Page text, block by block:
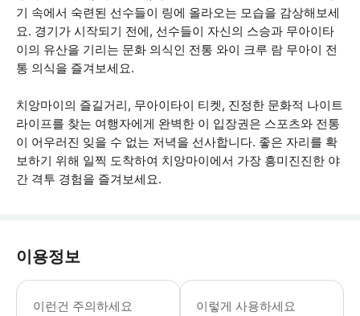
기 속에서 숙련된 선수들이 링에 올라오는 모습을 감상해보세
요. 경기가 시작되기 전에, 선수들이 자신의 스승과 무아이타
이의 유산을 기리는 문화 의식인 전통 와이 크루 람 무아이 전
통 의식을 즐겨보세요.
치앙마이의 즐길거리, 무아이타이 티켓, 진정한 문화적 나이트
라이프를 찾는 여행자에게 완벽한 이 입장권은 스포츠와 전통
이 어우러진 잊을 수 없는 저녁을 선사합니다. 좋은 자리를 확
보하기 위해 일찍 도착하여 치앙마이에서 가장 흥미진진한 야
간 격투 경험을 즐겨보세요.
이용정보
이런건 주의하세요
유효기간: 티켓은 지정된 날짜에만 유
이렇게 사용하세요